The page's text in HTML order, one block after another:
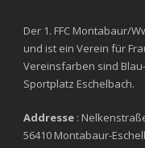
Der 1. FFC Montabaur/
und ist ein Verein für
Vereinsfarben sind
Sportplatz Eschelbach.
Addresse :
56410 Montabaur-